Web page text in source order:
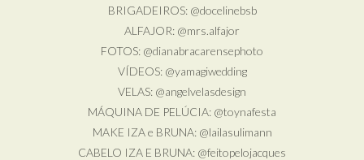
BRIGADEIROS: @docelinebsb
ALFAJOR: @mrs.alfajor
FOTOS: @dianabracarensephoto
VÍDEOS: @yamagiwedding
VELAS: @angelvelasdesign
MÁQUINA DE PELÚCIA: @toynafesta
MAKE IZA e BRUNA: @lailasulimann
CABELO IZA E BRUNA: @feitopelojacques